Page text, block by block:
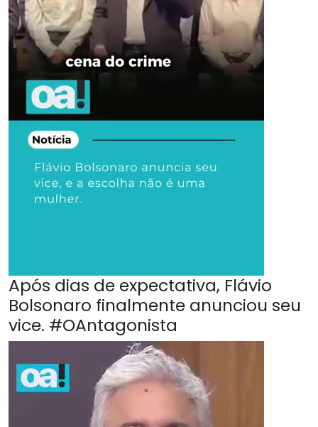
Após dias de expectativa, Flávio
Bolsonaro finalmente anunciou seu
vice. #OAntagonista